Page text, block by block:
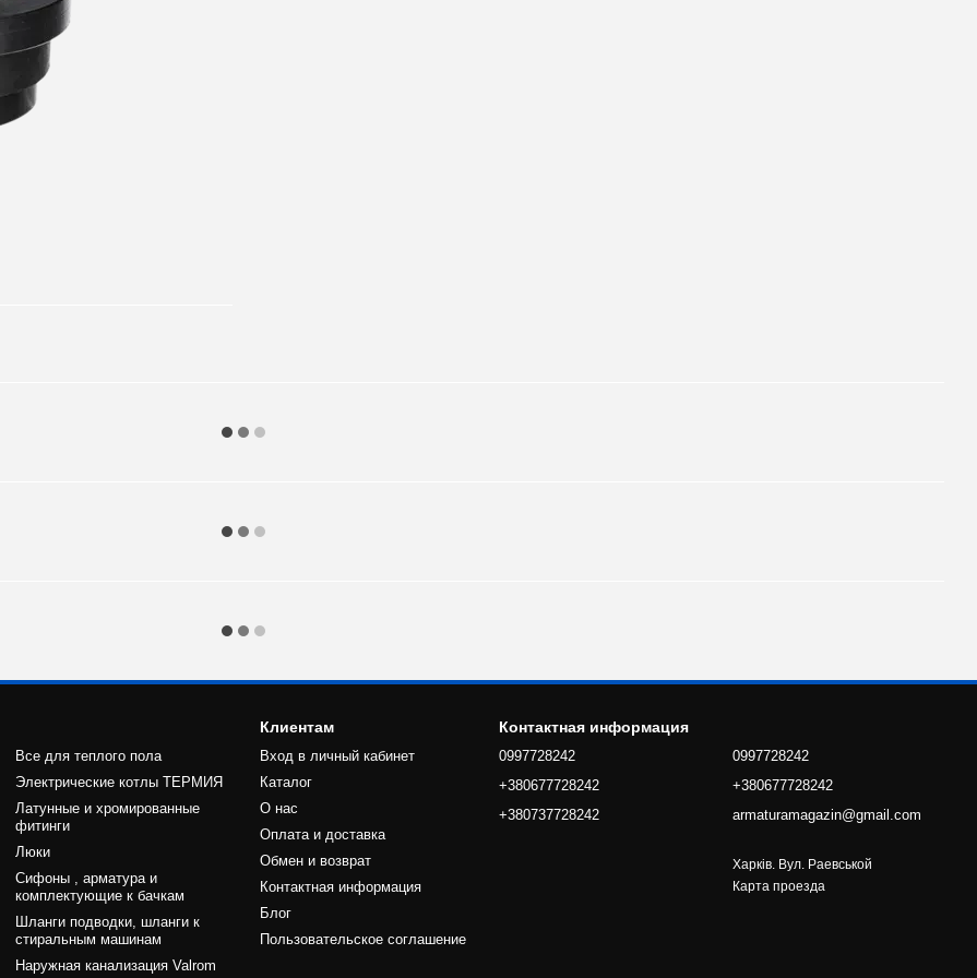
Все для теплого пола
Электрические котлы ТЕРМИЯ
Латунные и хромированные
фитинги
Люки
Сифоны , арматура и
комплектующие к бачкам
Шланги подводки, шланги к
стиральным машинам
Наружная канализация Valrom
Клиентам
Вход в личный кабинет
Каталог
О нас
Оплата и доставка
Обмен и возврат
Контактная информация
Блог
Пользовательское соглашение
Контактная информация
0997728242
+380677728242
+380737728242
0997728242
+380677728242
armaturamagazin@gmail.com
Харків. Вул. Раевськой
Карта проезда